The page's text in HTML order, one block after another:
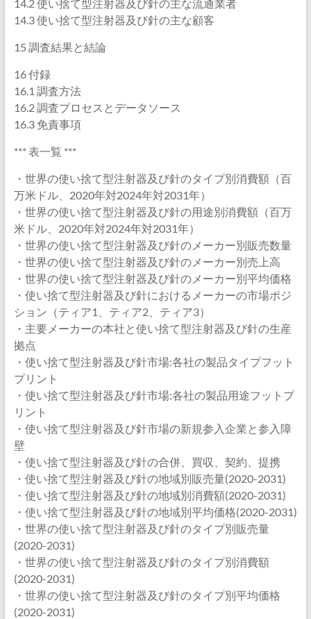
14.2 使い捨て型注射器及び針の主な流通業者
14.3 使い捨て型注射器及び針の主な顧客
15 調査結果と結論
16 付録
16.1 調査方法
16.2 調査プロセスとデータソース
16.3 免責事項
*** 表一覧 ***
・世界の使い捨て型注射器及び針のタイプ別消費額（百
万米ドル、2020年対2024年対2031年）
・世界の使い捨て型注射器及び針の用途別消費額（百万
米ドル、2020年対2024年対2031年）
・世界の使い捨て型注射器及び針のメーカー別販売数量
・世界の使い捨て型注射器及び針のメーカー別売上高
・世界の使い捨て型注射器及び針のメーカー別平均価格
・使い捨て型注射器及び針におけるメーカーの市場ポジ
ション（ティア1、ティア2、ティア3）
・主要メーカーの本社と使い捨て型注射器及び針の生産
拠点
・使い捨て型注射器及び針市場:各社の製品タイプフット
プリント
・使い捨て型注射器及び針市場:各社の製品用途フットプ
リント
・使い捨て型注射器及び針市場の新規参入企業と参入障
壁
・使い捨て型注射器及び針の合併、買収、契約、提携
・使い捨て型注射器及び針の地域別販売量(2020-2031)
・使い捨て型注射器及び針の地域別消費額(2020-2031)
・使い捨て型注射器及び針の地域別平均価格(2020-2031)
・世界の使い捨て型注射器及び針のタイプ別販売量
(2020-2031)
・世界の使い捨て型注射器及び針のタイプ別消費額
(2020-2031)
・世界の使い捨て型注射器及び針のタイプ別平均価格
(2020-2031)